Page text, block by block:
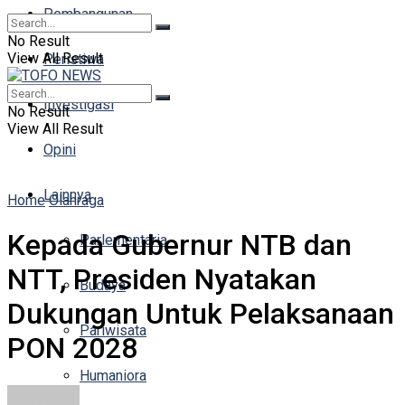
Pembangunan
Peristiwa
Investigasi
Opini
Lainnya
Parlementaria
Budaya
Pariwisata
Humaniora
No Result
View All Result
No Result
View All Result
Home Olahraga
Kepada Gubernur NTB dan
NTT, Presiden Nyatakan
Dukungan Untuk Pelaksanaan
PON 2028